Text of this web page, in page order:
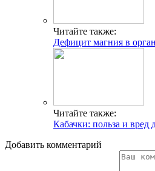
Читайте также:
Дефицит магния в
Читайте также:
Кабачки: польза и вред
Добавить комментарий